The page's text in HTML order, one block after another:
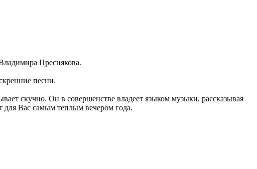
Преснякова.
песни.
скучно. Он в совершенстве владеет языком музыки, рассказывая
Вас самым теплым вечером года.